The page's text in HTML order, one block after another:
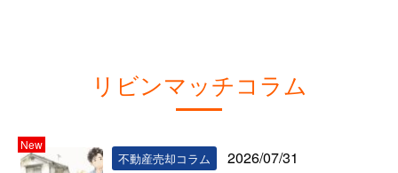
リビンマッチコラム
不動産売却コラム 2026/07/31
New